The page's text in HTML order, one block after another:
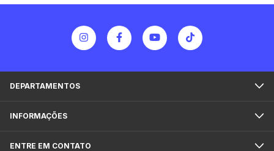
DEPARTAMENTOS
INFORMAÇÕES
ENTRE EM CONTATO